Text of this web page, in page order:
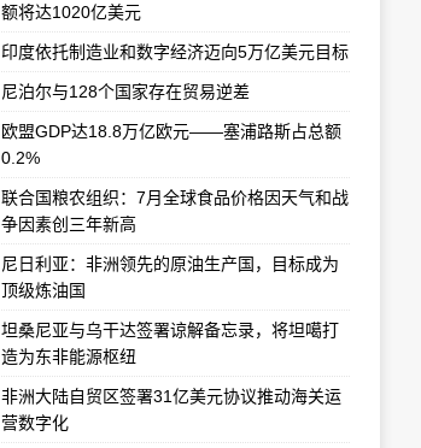
额将达1020亿美元
印度依托制造业和数字经济迈向5万亿美元目标
尼泊尔与128个国家存在贸易逆差
欧盟GDP达18.8万亿欧元——塞浦路斯占总额
0.2%
联合国粮农组织：7月全球食品价格因天气和战
争因素创三年新高
尼日利亚：非洲领先的原油生产国，目标成为
顶级炼油国
坦桑尼亚与乌干达签署谅解备忘录，将坦噶打
造为东非能源枢纽
非洲大陆自贸区签署31亿美元协议推动海关运
营数字化